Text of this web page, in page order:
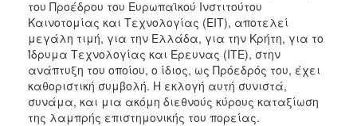
του Προέδρου του Ευρωπαϊκού Ινστιτούτου
Καινοτομίας και Τεχνολογίας (EIT), αποτελεί
μεγάλη τιμή, για την Ελλάδα, για την Κρήτη, για το
Ίδρυμα Τεχνολογίας και Έρευνας (ΙΤΕ), στην
ανάπτυξη του οποίου, ο ίδιος, ως Πρόεδρός του, έχει
καθοριστική συμβολή. Η εκλογή αυτή συνιστά,
συνάμα, και μια ακόμη διεθνούς κύρους καταξίωση
της λαμπρής επιστημονικής του πορείας.